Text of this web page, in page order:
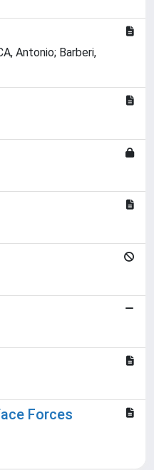
Antonio; Barberi,
Forces